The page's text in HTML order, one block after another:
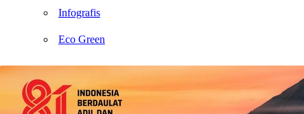
Infografis
Eco Green